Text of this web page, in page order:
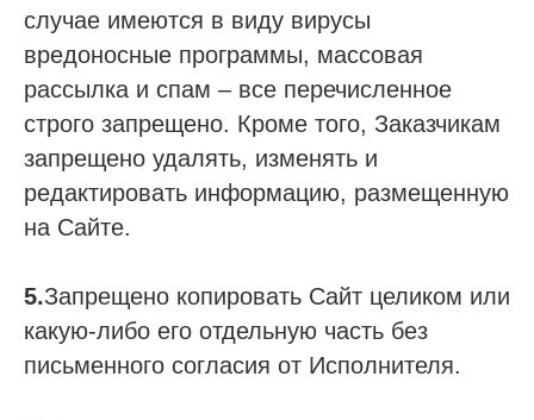
случае имеются в виду вирусы
вредоносные программы, массовая
рассылка и спам – все перечисленное
строго запрещено. Кроме того, Заказчикам
запрещено удалять, изменять и
редактировать информацию, размещенную
на Сайте.
5.Запрещено копировать Сайт целиком или
какую-либо его отдельную часть без
письменного согласия от Исполнителя.